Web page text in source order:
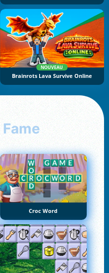
NOUVEAU
Brainrots Lava Survive Online
Fame
Croc Word